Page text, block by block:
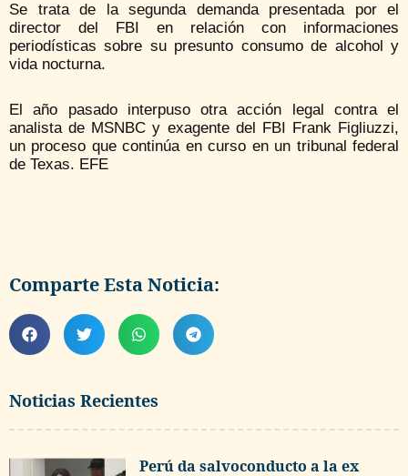
Noticias Recientes
Perú da salvoconducto a la ex
Se trata de la segunda demanda presentada por el
director del FBI en relación con informaciones
periodísticas sobre su presunto consumo de alcohol y
vida nocturna.
El año pasado interpuso otra acción legal contra el
analista de MSNBC y exagente del FBI Frank Figliuzzi,
un proceso que continúa en curso en un tribunal federal
de Texas. EFE
Comparte Esta Noticia: